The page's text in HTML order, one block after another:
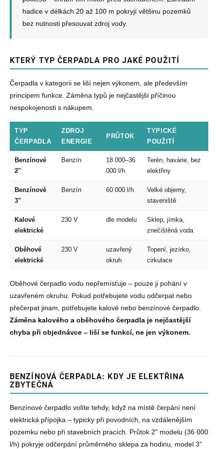
i
s
u
hadice v délkách 20 až 100 m pokryjí většinu pozemků
bez nutnosti přesouvat zdroj vody.
KTERÝ TYP ČERPADLA PRO JAKÉ POUŽITÍ
Čerpadla v kategorii se liší nejen výkonem, ale především
principem funkce. Záměna typů je nejčastější příčinou
nespokojenosti s nákupem.
TYP
ČERPADLA
ZDROJ
ENERGIE
PRŮTOK
TYPICKÉ
POUŽITÍ
Benzínové
2"
Benzín
18 000–36
000 l/h
Terén, havárie, bez
elektřiny
Benzínové
3"
Benzín 60 000 l/h
Velké objemy,
staveniště
Kalové
elektrické
230 V dle modelu
Sklep, jímka,
znečištěná voda
Oběhové
elektrické
230 V
uzavřený
okruh
Topení, jezírko,
cirkulace
Oběhové čerpadlo vodu nepřemísťuje – pouze ji pohání v
uzavřeném okruhu. Pokud potřebujete vodu odčerpat nebo
přečerpat jinam, potřebujete kalové nebo benzínové čerpadlo.
Záměna kalového a oběhového čerpadla je nejčastější
chyba při objednávce – liší se funkcí, ne jen výkonem.
BENZÍNOVÁ ČERPADLA: KDY JE ELEKTŘINA
ZBYTEČNÁ
Benzínové čerpadlo volíte tehdy, když na místě čerpání není
elektrická přípojka – typicky při povodních, na vzdálenějším
pozemku nebo při stavebních pracích. Průtok 2" modelu (36 000
l/h) pokryje odčerpání průměrného sklepa za hodinu, model 3"